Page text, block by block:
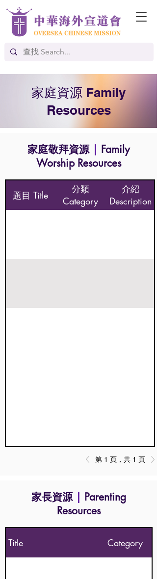
家庭資源 Family
Resources
家庭敬拜資源
Family
Worship Resources
題目 Title
分類
Category
介紹
Description
第 1 頁，共 1 頁
家長資源
Parenting
Resources
Title Category